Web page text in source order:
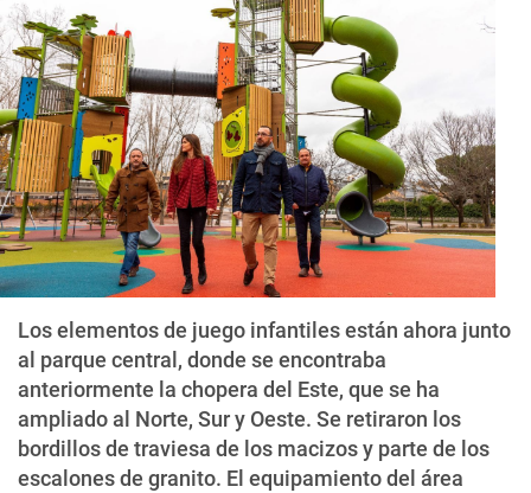
Los elementos de juego infantiles están ahora junto
al parque central, donde se encontraba
anteriormente la chopera del Este, que se ha
ampliado al Norte, Sur y Oeste. Se retiraron los
bordillos de traviesa de los macizos y parte de los
escalones de granito. El equipamiento del área